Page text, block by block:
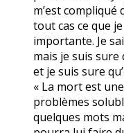
m’est compliqué
tout cas ce que
importante. Je
mais je suis
et je suis sure
« La mort est
problèmes
quelques mots